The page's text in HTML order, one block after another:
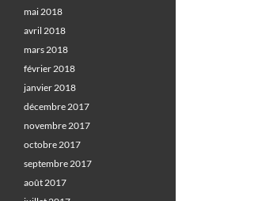
mai 2018
avril 2018
mars 2018
février 2018
janvier 2018
décembre 2017
novembre 2017
octobre 2017
septembre 2017
août 2017